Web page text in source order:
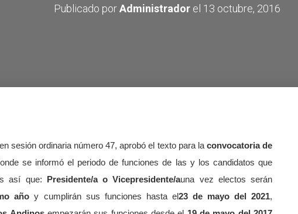
Publicado porAdministradorel 13 octubre, 2016
sesión ordinaria número 47, aprobó el texto para la convocatoria de
se informó el periodo de funciones de las y los candidatos que
así que:
Presidente/a o Vicepresidente/auna vez electos serán
año y cumplirán sus funciones hasta el23 de mayo del 2021,